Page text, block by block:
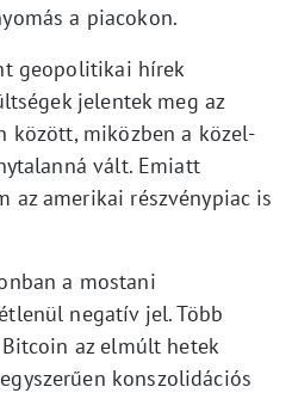
a piacokon.
geopolitikai hírek
jelentek meg az
között, miközben a közel-
vált. Emiatt
az amerikai részvénypiac is
a mostani
negatív jel. Több
az elmúlt hetek
konszolidációs